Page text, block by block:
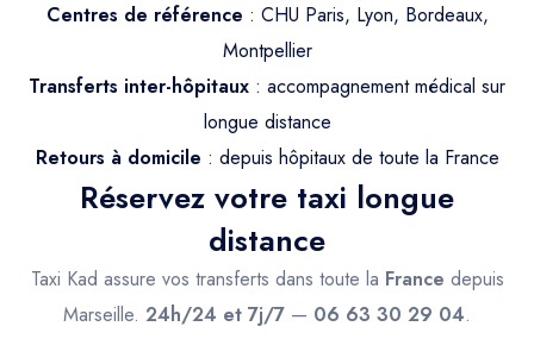
Centres de référence : CHU Paris, Lyon, Bordeaux,
Montpellier
Transferts inter-hôpitaux : accompagnement médical sur
longue distance
Retours à domicile : depuis hôpitaux de toute la France
Réservez votre taxi longue
distance
Taxi Kad assure vos transferts dans toute la France depuis
Marseille. 24h/24 et 7j/7 — 06 63 30 29 04.